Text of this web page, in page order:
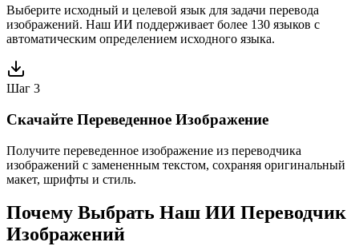
Выберите исходный и целевой язык для задачи перевода
изображений. Наш ИИ поддерживает более 130 языков с
автоматическим определением исходного языка.
Шаг 3
Скачайте Переведенное Изображение
Получите переведенное изображение из переводчика
изображений с замененным текстом, сохраняя оригинальный
макет, шрифты и стиль.
Почему Выбрать Наш ИИ Переводчик
Изображений